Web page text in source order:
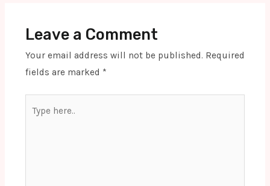
Leave a Comment
Your email address will not be published. Required
fields are marked *
here..